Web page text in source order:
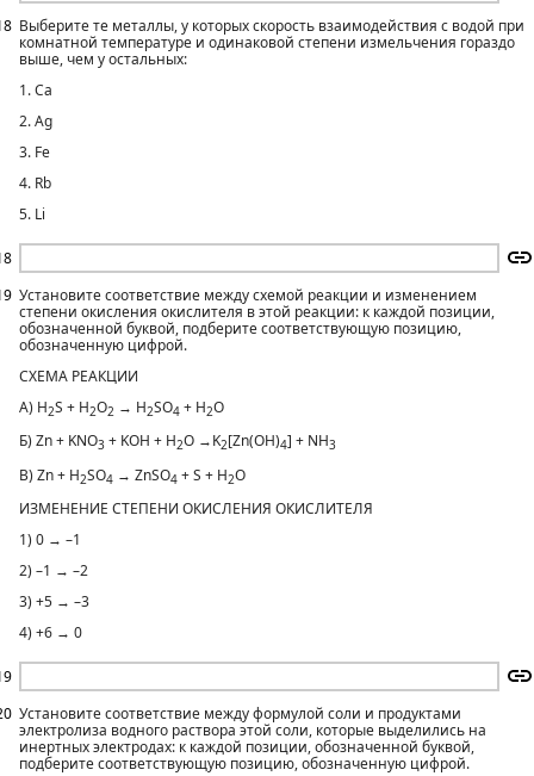
Выберите те металлы, у которых скорость взаимодействия с водой при
комнатной температуре и одинаковой степени измельчения гораздо
выше, чем у остальных:
1. Ca
2. Ag
3. Fe
4. Rb
5. Li
Установите соответствие между схемой реакции и изменением
степени окисления окислителя в этой реакции: к каждой позиции,
обозначенной буквой, подберите соответствующую позицию,
обозначенную цифрой.
СХЕМА РЕАКЦИИ
А) H2S + H2O2 → H2SO4 + H2O
Б) Zn + KNO3 + KOH + H2O →K2[Zn(OH)4] + NH3
В) Zn + H2SO4 → ZnSO4 + S + H2O
ИЗМЕНЕНИЕ СТЕПЕНИ ОКИСЛЕНИЯ ОКИСЛИТЕЛЯ
1) 0 → –1
2) –1 → –2
3) +5 → –3
4) +6 → 0
Установите соответствие между формулой соли и продуктами
электролиза водного раствора этой соли, которые выделились на
инертных электродах: к каждой позиции, обозначенной буквой,
подберите соответствующую позицию, обозначенную цифрой.